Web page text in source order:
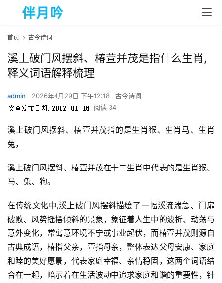
首页 古今诗词
溪上破门风摆斜、椿萱并茂是指什么生肖,
释义词语解释梳理
admin 2026年4月29日 下午12:18
古今诗词
阅读 34
溪上破门风摆斜、椿萱并茂指的是生肖猴、生肖马、生肖
兔，
溪上破门风摆斜、椿萱并茂在十二生肖中代表的是生肖猴、
马、兔、狗。
在传统文化中,溪上破门风摆斜描绘了一幅溪流湍急、门扉
破败、风势摇摆倾斜的景象，象征着人生中的波折、动荡与
意外变化，常寓意环境不宁或事业起伏，而椿萱并茂则源自
古典成语，椿指父亲，萱指母亲，整体表达父母安康、家庭
和睦的美好愿景，代表家庭幸福、亲情稳固，这两个词语结
合在一起，暗示着在生活波动中追求家庭和谐的重要性，针